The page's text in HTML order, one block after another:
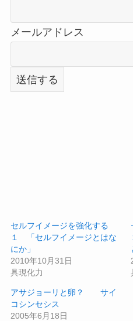
メールアドレス
セルフイメージを強化する
１ 「セルフイメージとはな
にか」
2010年10月31日
具現化力
アサジョーリと卵？ サイ
コシンセシス
2005年6月18日